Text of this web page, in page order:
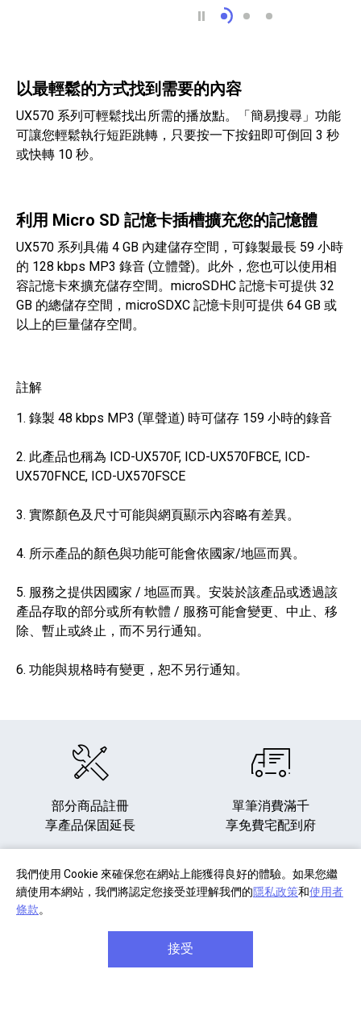
我們使用 Cookie 來確保您在網站上能獲得良好的體驗。如果您繼
續使用本網站，我們將認定您接受並理解我們的隱私政策和使用者
條款。
接受
外型纖薄且輕便易攜
USB 直接連線能快
更大的 OLED
以最輕鬆的方式找到需要的內容
UX570 系列可輕鬆找出所需的播放點。「簡易搜尋」功能
可讓您輕鬆執行短距跳轉，只要按一下按鈕即可倒回 3 秒
或快轉 10 秒。
利用 Micro SD 記憶卡插槽擴充您的記憶體
UX570 系列具備 4 GB 內建儲存空間，可錄製最長 59 小時
的 128 kbps MP3 錄音 (立體聲)。此外，您也可以使用相
容記憶卡來擴充儲存空間。microSDHC 記憶卡可提供 32
GB 的總儲存空間，microSDXC 記憶卡則可提供 64 GB 或
以上的巨量儲存空間。
註解
1. 錄製 48 kbps MP3 (單聲道) 時可儲存 159 小時的錄音
2. 此產品也稱為 ICD-UX570F, ICD-UX570FBCE, ICD-
UX570FNCE, ICD-UX570FSCE
3. 實際顏色及尺寸可能與網頁顯示內容略有差異。
4. 所示產品的顏色與功能可能會依國家/地區而異。
5. 服務之提供因國家 / 地區而異。安裝於該產品或透過該
產品存取的部分或所有軟體 / 服務可能會變更、中止、移
除、暫止或終止，而不另行通知。
6. 功能與規格時有變更，恕不另行通知。
部分商品註冊
享產品保固延長
單筆消費滿千
享免費宅配到府